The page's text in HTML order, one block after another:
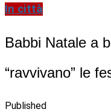
In città
Babbi Natale a
“ravvivano” le
Published